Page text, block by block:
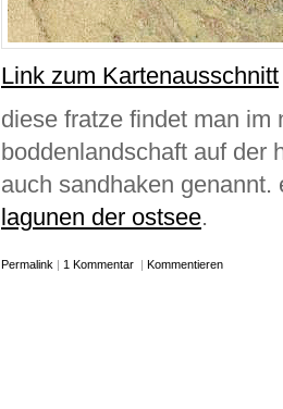
Link zum Kartenausschnitt
diese fratze findet man im
boddenlandschaft auf der
auch sandhaken
lagunen der ostsee.
Permalink | 1 Kommentar | Kommentieren